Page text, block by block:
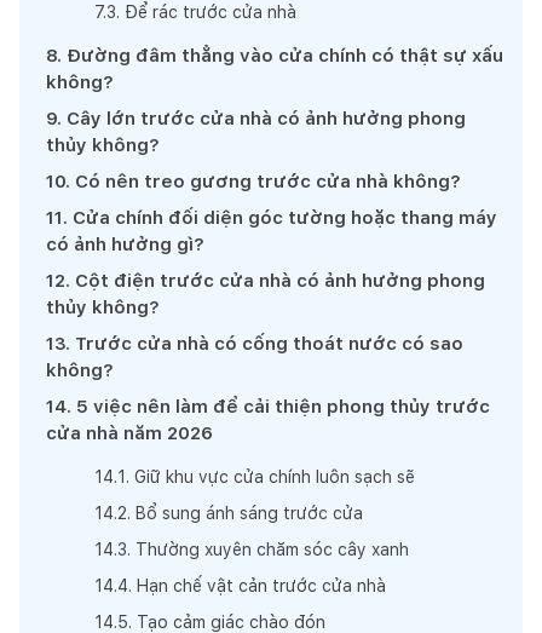
7.3. Để rác trước cửa nhà
8. Đường đâm thẳng vào cửa chính có thật sự xấu
không?
9. Cây lớn trước cửa nhà có ảnh hưởng phong
thủy không?
10. Có nên treo gương trước cửa nhà không?
11. Cửa chính đối diện góc tường hoặc thang máy
có ảnh hưởng gì?
12. Cột điện trước cửa nhà có ảnh hưởng phong
thủy không?
13. Trước cửa nhà có cống thoát nước có sao
không?
14. 5 việc nên làm để cải thiện phong thủy trước
cửa nhà năm 2026
14.1 . Giữ khu vực cửa chính luôn sạch sẽ
14.2. Bổ sung ánh sáng trước cửa
14.3. Thường xuyên chăm sóc cây xanh
14.4. Hạn chế vật cản trước cửa nhà
14.5. Tạo cảm giác chào đón